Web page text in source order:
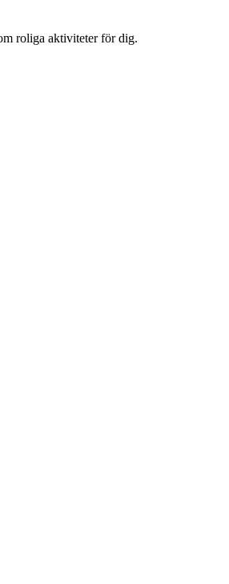
roliga aktiviteter för dig.